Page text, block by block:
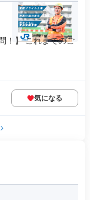
！】 これまでのご
気になる